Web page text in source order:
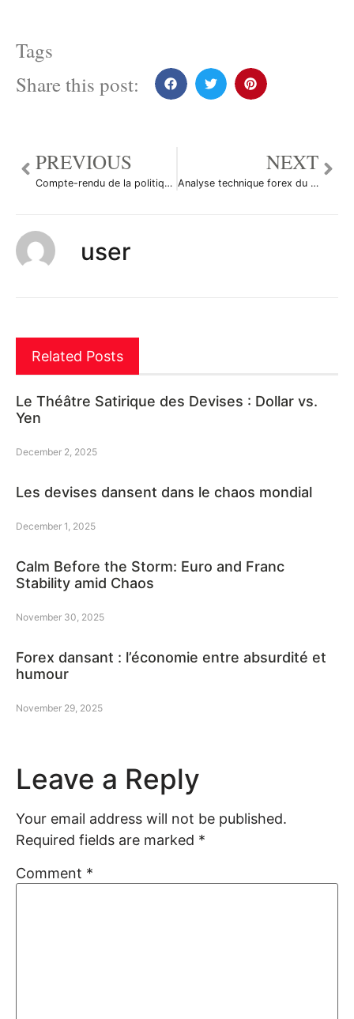
Tags
Share this post:
PREVIOUS
Compte-rendu de la politique monétaire au Japon
NEXT
Analyse technique forex du 25/08/2014
user
Related Posts
Le Théâtre Satirique des Devises : Dollar vs.
Yen
December 2, 2025
Les devises dansent dans le chaos mondial
December 1, 2025
Calm Before the Storm: Euro and Franc
Stability amid Chaos
November 30, 2025
Forex dansant : l’économie entre absurdité et
humour
November 29, 2025
Leave a Reply
Your email address will not be published.
Required fields are marked *
Comment *